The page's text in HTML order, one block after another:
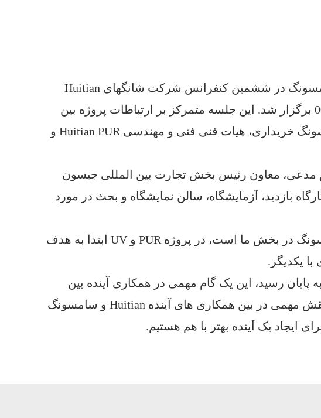
در 17 اکتبر 2018، کنفرانس مبادلات فناوری سامسونگ در ششمین کنفرانس شرکت شانگهای Huitian
این جلسه متمرکز بر ارتباطات پروژه بین
شرکت کنندگان سامسونگ خریداری، هیات فنی فنی و مهندسی Huitian PUR و
مدعی، معاون رئیس بخش تجارت بین المللی جیسون
بازدید، آزمایشگاه، سالن نمایشگاه و بحث در مورد
این جلسه مبادله اولین جلسه رو به جلسه سامسونگ در بخش ما است، در پروژه PUR و UV ابتدا به هدف
یکدیگر.
رسید، این یک گام مهمی در همکاری آینده بین
این مبادله فناوری نقش مهمی در بین همکاری های آینده Huitian و سامسونگ
ایجاد یک آینده بهتر با هم هستیم.